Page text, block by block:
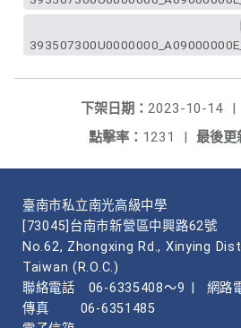
下架日期： 2023-10-14
|
最後更
點擊率： 1231 |
臺南市私立南光高級中學
[73045]台南市新營區中興路62號
No.62, Zhongxing Rd., Xinying
Taiwan (R.O.C.)
聯絡電話
06-6335408～9
網路
傳真
06-6351485